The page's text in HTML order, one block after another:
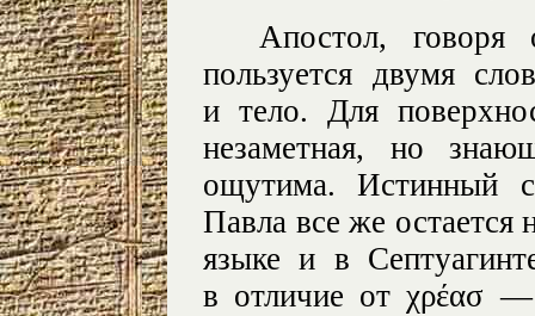
Апостол,
пользуется двумя
и тело. Для
незаметная, но
ощутима. Истинный
Павла все же остается
языке и в
в отличие от χρέασ